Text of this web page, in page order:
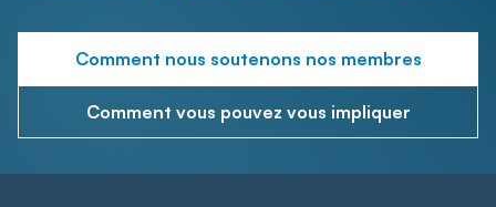
Comment nous soutenons nos membres
Comment vous pouvez vous impliquer